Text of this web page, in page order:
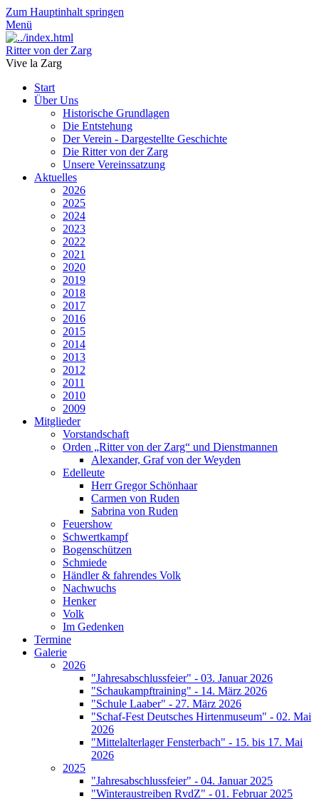
Zum Hauptinhalt springen
Menü
Ritter von der Zarg
Vive la Zarg
Start
Über Uns
Historische Grundlagen
Die Entstehung
Der Verein - Dargestellte Geschichte
Die Ritter von der Zarg
Unsere Vereinssatzung
Aktuelles
2026
2025
2024
2023
2022
2021
2020
2019
2018
2017
2016
2015
2014
2013
2012
2011
2010
2009
Mitglieder
Vorstandschaft
Orden „Ritter von der Zarg“ und Dienstmannen
Alexander, Graf von der Weyden
Edelleute
Herr Gregor Schönhaar
Carmen von Ruden
Sabrina von Ruden
Feuershow
Schwertkampf
Bogenschützen
Schmiede
Händler & fahrendes Volk
Nachwuchs
Henker
Volk
Im Gedenken
Termine
Galerie
2026
"Jahresabschlussfeier" - 03. Januar 2026
"Schaukampftraining" - 14. März 2026
"Schule Laaber" - 27. März 2026
"Schaf-Fest Deutsches Hirtenmuseum" - 02. Mai
2026
"Mittelalterlager Fensterbach" - 15. bis 17. Mai
2026
2025
"Jahresabschlussfeier" - 04. Januar 2025
"Winteraustreiben RvdZ" - 01. Februar 2025